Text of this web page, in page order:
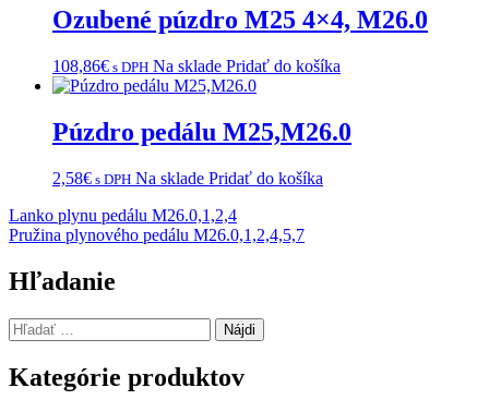
Ozubené púzdro M25 4×4, M26.0
108,86€ s DPH Na sklade Pridať do košíka
Púzdro pedálu M25,M26.0
2,58€ s DPH Na sklade Pridať do košíka
Navigácia
v
článku
Lanko plynu pedálu M26.0,1,2,4
Pružina plynového pedálu M26.0,1,2,4,5,7
Hľadanie
Hľadať:
Kategórie produktov